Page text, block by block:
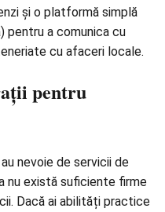
și o platformă simplă
pentru a comunica cu
cu afaceri locale.
pentru
nevoie de servicii de
nu există suficiente firme
Dacă ai abilități practice